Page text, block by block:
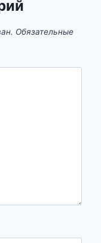
Обязательные